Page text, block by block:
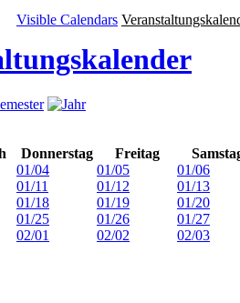
Visible Calendars
Donnerstag Freitag
01/04 01/05 01/06
01/11 01/12 01/13
01/18 01/19 01/20
01/25 01/26 01/27
02/01 02/02 02/03